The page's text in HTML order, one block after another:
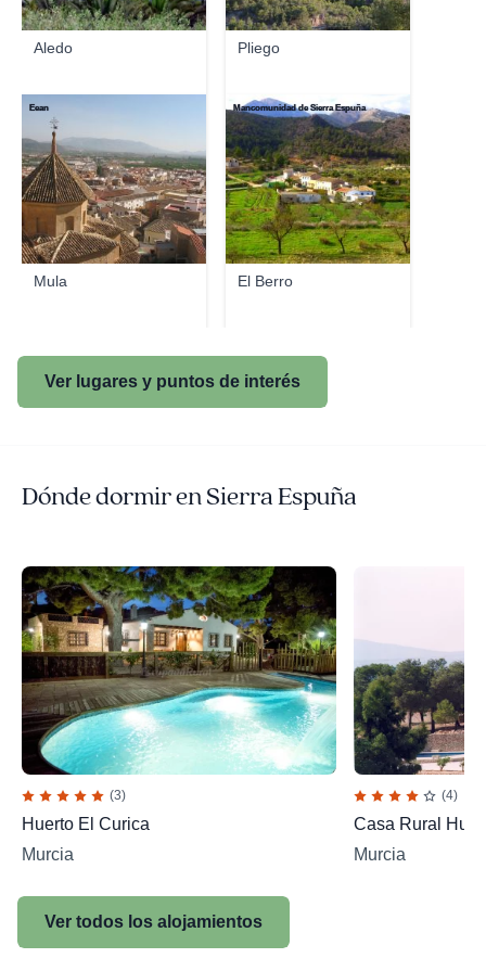
Aledo Pliego
Mula
Eean
El Berro
Mancomunidad de Sierra Espuña
Ver lugares y puntos de interés
Dónde dormir en Sierra Espuña
(3)
Huerto El Curica
Murcia
(4)
Casa Rural
Murcia
Ver todos los alojamientos